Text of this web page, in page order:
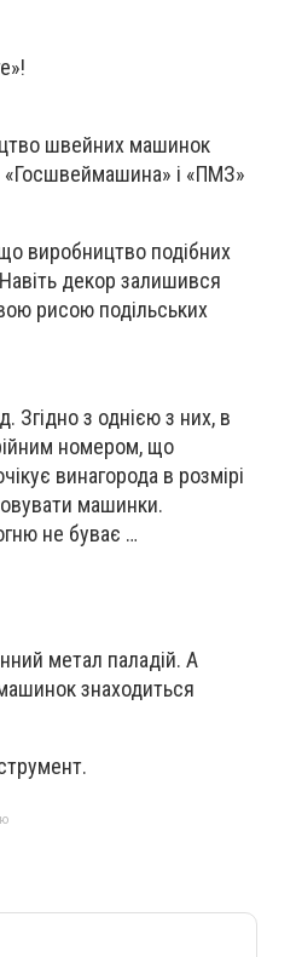
швейних машинок
«Госшвеймашина» і «ПМЗ»
виробництво подібних
декор залишився
рисою подільських
Згідно з однією з них, в
номером, що
винагорода в розмірі
машинки.
не буває …
метал паладій. А
знаходиться